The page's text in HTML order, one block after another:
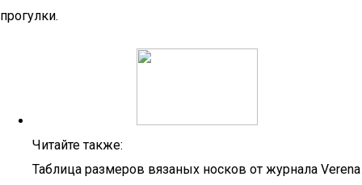
прогулки.
Читайте также:
Таблица размеров вязаных носков от журнала Verena